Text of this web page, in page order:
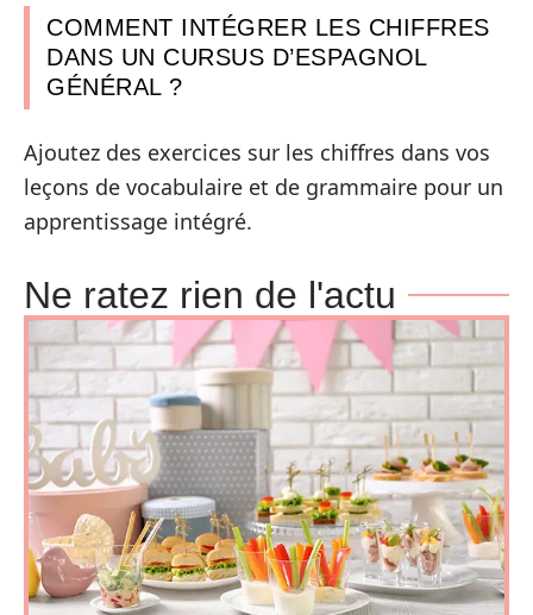
COMMENT INTÉGRER LES CHIFFRES
DANS UN CURSUS D’ESPAGNOL
GÉNÉRAL ?
Ajoutez des exercices sur les chiffres dans vos
leçons de vocabulaire et de grammaire pour un
apprentissage intégré.
Ne ratez rien de l'actu